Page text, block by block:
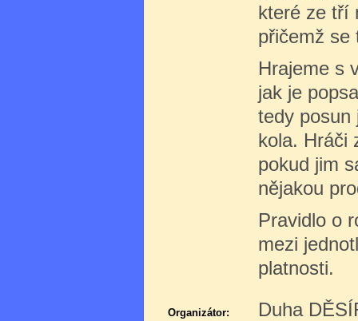
které ze tří
přičemž se
Hrajeme s
jak je
tedy posun
kola. Hráči
pokud jim
nějakou
Pravidlo o
mezi
platnosti.
Organizátor: Duha